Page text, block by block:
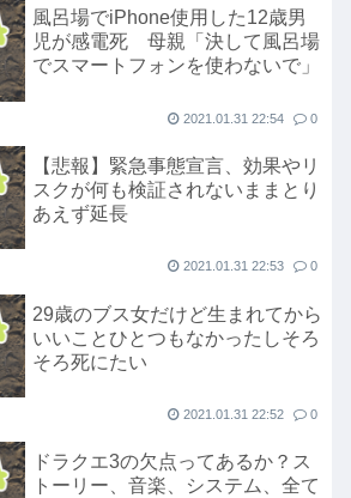
風呂場でiPhone使用した12歳男
児が感電死 母親「決して風呂場
でスマートフォンを使わないで」
2021.01.31 22:54 0
【悲報】緊急事態宣言、効果やリ
スクが何も検証されないままとり
あえず延長
2021.01.31 22:53 0
29歳のブス女だけど生まれてから
いいことひとつもなかったしそろ
そろ死にたい
2021.01.31 22:52 0
ドラクエ3の欠点ってあるか？ス
トーリー、音楽、システム、全て